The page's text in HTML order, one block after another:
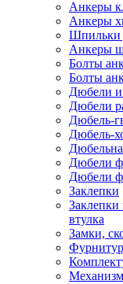
Анкеры
Анкеры
Шпильки
Анкеры
Болты
Болты
Дюбели и
Дюбели
Дюбель-
Дюбель-
Дюбели
Дюбели
Заклепки
втулка
Замки,